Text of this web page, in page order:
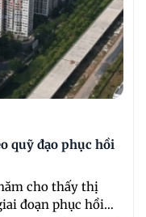
quỹ đạo phục hồi
cho thấy thị
đoạn phục hồi